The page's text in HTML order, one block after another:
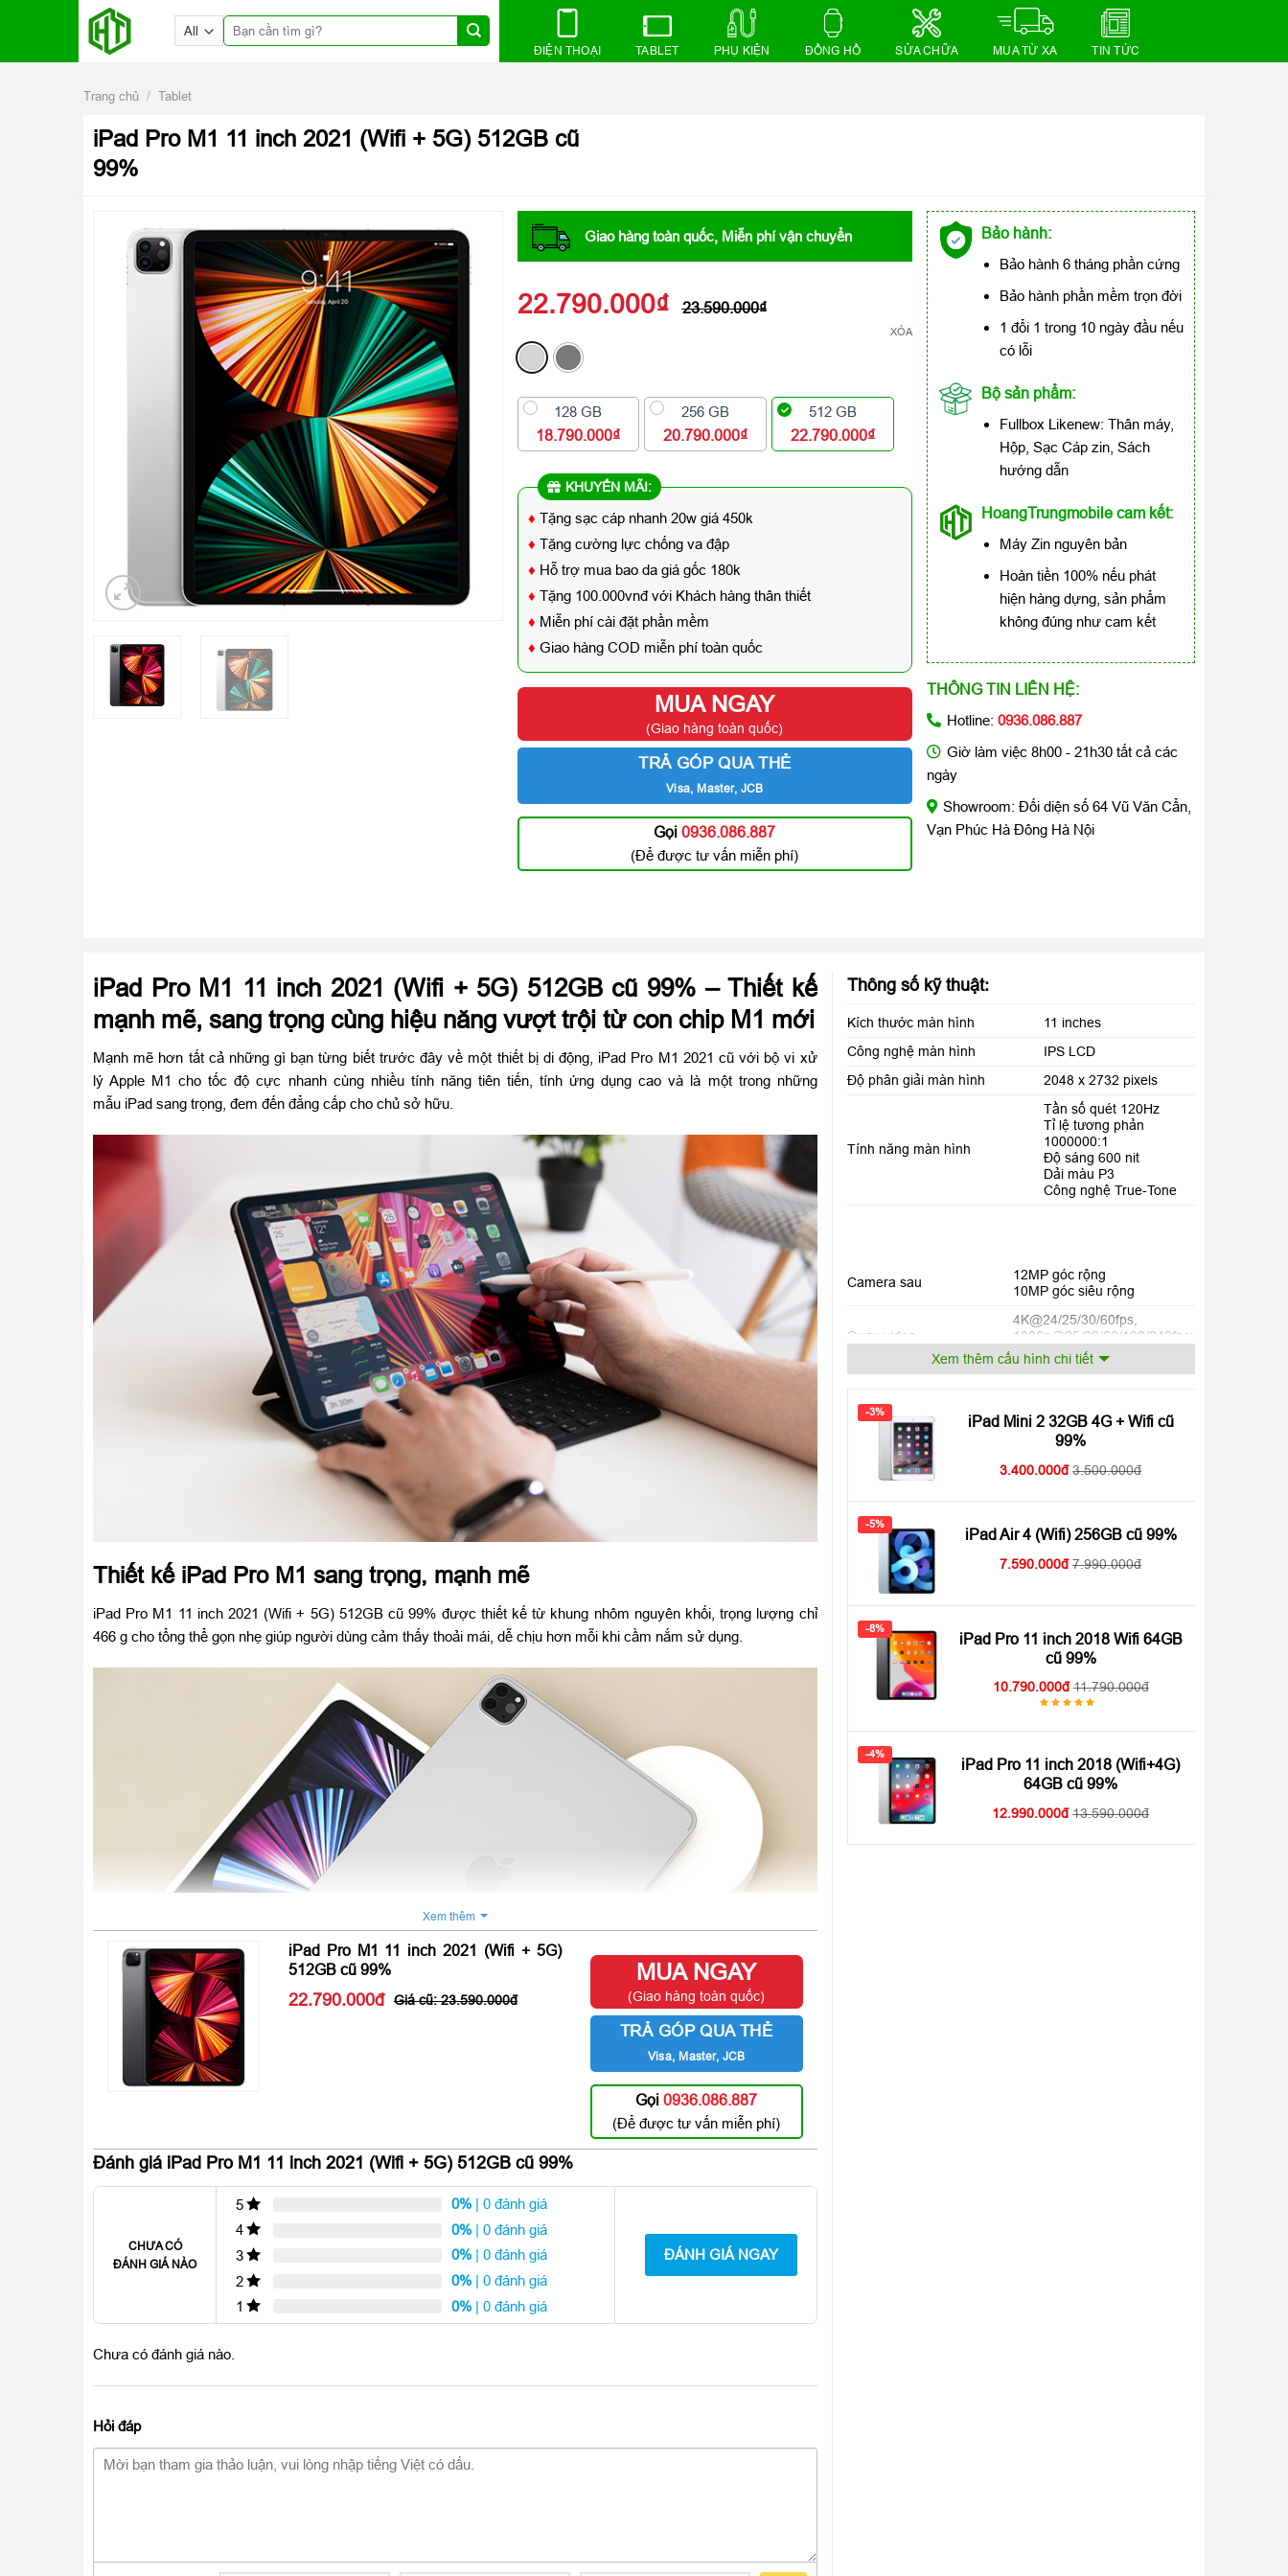
Tìm
kiếm:
ĐIỆN THOẠI TABLET PHỤ KIỆN ĐỒNG HỒ SỬA CHỮA MUA TỪ XA TIN TỨC
Trang chủ / Tablet
iPad Pro M1 11 inch 2021 (Wifi + 5G) 512GB cũ
99%
Giao hàng toàn quốc, Miễn phí vận chuyển
22.790.000₫ 23.590.000₫
XÓA
128 GB
18.790.000₫
256 GB
20.790.000₫
512 GB
22.790.000₫
KHUYẾN MÃI:
♦ Tặng sạc cáp nhanh 20w giá 450k
♦ Tặng cường lực chống va đập
♦ Hỗ trợ mua bao da giá gốc 180k
♦ Tặng 100.000vnđ với Khách hàng thân thiết
♦ Miễn phí cài đặt phần mềm
♦ Giao hàng COD miễn phí toàn quốc
MUA NGAY
(Giao hàng toàn quốc)
TRẢ GÓP QUA THẺ
Visa, Master, JCB
Gọi0936.086.887
(Để được tư vấn miễn phí)
Bảo hành:
Bảo hành 6 tháng phần cứng
Bảo hành phần mềm trọn đời
1 đổi 1 trong 10 ngày đầu nếu
có lỗi
Bộ sản phẩm:
Fullbox Likenew: Thân máy,
Hộp, Sạc Cáp zin, Sách
hướng dẫn
HoangTrungmobile cam kết:
Máy Zin nguyên bản
Hoàn tiền 100% nếu phát
hiện hàng dựng, sản phẩm
không đúng như cam kết
THÔNG TIN LIÊN HỆ:
Hotline: 0936.086.887
Giờ làm việc 8h00 - 21h30 tất cả các
ngày
Showroom: Đối diện số 64 Vũ Văn Cẩn,
Vạn Phúc Hà Đông Hà Nội
iPad Pro M1 11 inch 2021 (Wifi + 5G) 512GB cũ 99% – Thiết kế
mạnh mẽ, sang trọng cùng hiệu năng vượt trội từ con chip M1 mới
Mạnh mẽ hơn tất cả những gì bạn từng biết trước đây về một thiết bị di động, iPad Pro M1 2021 cũ với bộ vi xử
lý Apple M1 cho tốc độ cực nhanh cùng nhiều tính năng tiên tiến, tính ứng dụng cao và là một trong những
mẫu iPad sang trọng, đem đến đẳng cấp cho chủ sở hữu.
Thiết kế iPad Pro M1 sang trọng, mạnh mẽ
iPad Pro M1 11 inch 2021 (Wifi + 5G) 512GB cũ 99% được thiết kế từ khung nhôm nguyên khối, trọng lượng chỉ
466 g cho tổng thể gọn nhẹ giúp người dùng cảm thấy thoải mái, dễ chịu hơn mỗi khi cầm nắm sử dụng.
mô-đun hình vuông quen thuộc kết hợp với những màu sắc độc quyền,… bằng cách nào đó, các sản phẩm của
Apple đều toát lên sự chú ý của mọi người tiêu dùng.
Xem thêm
iPad Pro M1 11 inch 2021 (Wifi + 5G)
512GB cũ 99%
22.790.000 23.590.000
MUA NGAY
(Giao hàng toàn quốc)
TRẢ GÓP QUA THẺ
Visa, Master, JCB
Gọi0936.086.887
(Để được tư vấn miễn phí)
Đánh giá iPad Pro M1 11 inch 2021 (Wifi + 5G) 512GB cũ 99%
CHƯA CÓ
ĐÁNH GIÁ NÀO
5 0%| 0 đánh giá
4
0%| 0 đánh giá
3
0%| 0 đánh giá
2
0%| 0 đánh giá
1
0%| 0 đánh giá
ĐÁNH GIÁ NGAY
Chưa có đánh giá nào.
Hỏi đáp
Thông số kỹ thuật:
Kích thước màn hình
11 inches
Công nghệ màn hình
IPS LCD
Độ phân giải màn hình
2048 x 2732 pixels
Tính năng màn hình
Tần số quét 120Hz
Tỉ lệ tương phản
1000000:1
Độ sáng 600 nit
Dải màu P3
Công nghệ True-Tone
Camera sau
12MP góc rộng
10MP góc siêu rộng
Quay video
4K@24/25/30/60fps,
1080p@25/30/60/120/240fps;
Chống rung EIS
Camera trước
12MP góc siêu rộng 122
Chống rung EIS
Chipset
GPU
8 nhân GPU
Xem thêm cấu hình chi tiết
-3%
iPad Mini 2 32GB 4G + Wifi cũ
99%
3.400.000 3.500.000
-5%
iPad Air 4 (Wifi) 256GB cũ 99%
7.590.000 7.990.000
-8%
iPad Pro 11 inch 2018 Wifi 64GB
cũ 99%
10.790.000 11.790.000
4.925
-4%
iPad Pro 11 inch 2018 (Wifi+4G)
64GB cũ 99%
12.990.000 13.590.000